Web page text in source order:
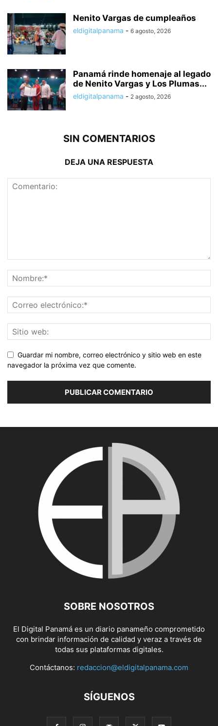
Nenito Vargas de cumpleaños
eldigitalpanama - 6 agosto, 2026
Panamá rinde homenaje al legado
de Nenito Vargas y Los Plumas...
eldigitalpanama - 2 agosto, 2026
SIN COMENTARIOS
DEJA UNA RESPUESTA
Guardar mi nombre, correo electrónico y sitio web en este
navegador la próxima vez que comente.
SOBRE NOSOTROS
El Digital Panamá es un diario panameño comprometido
con brindar información de calidad y veraz a través de
todas sus plataformas digitales.
Contáctanos: redaccion@eldigitalpanama.com
SÍGUENOS